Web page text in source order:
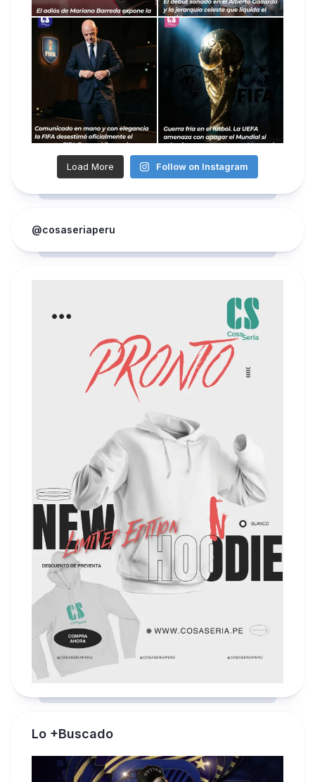
Load More Follow on Instagram
@cosaseriaperu
Lo +Buscado